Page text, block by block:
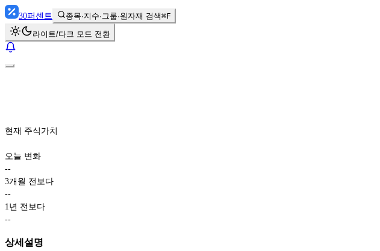
30퍼센트 종목·지수·그룹·원자재 검색⌘F
라이트/다크 모드 전환
현재 주식가치
오늘 변화
--
3개월 전보다
--
1년 전보다
--
상세설명